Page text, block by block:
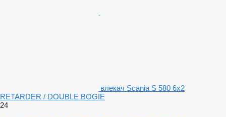
влекач Scania S 580 6x2
RETARDER / DOUBLE BOGIE
24